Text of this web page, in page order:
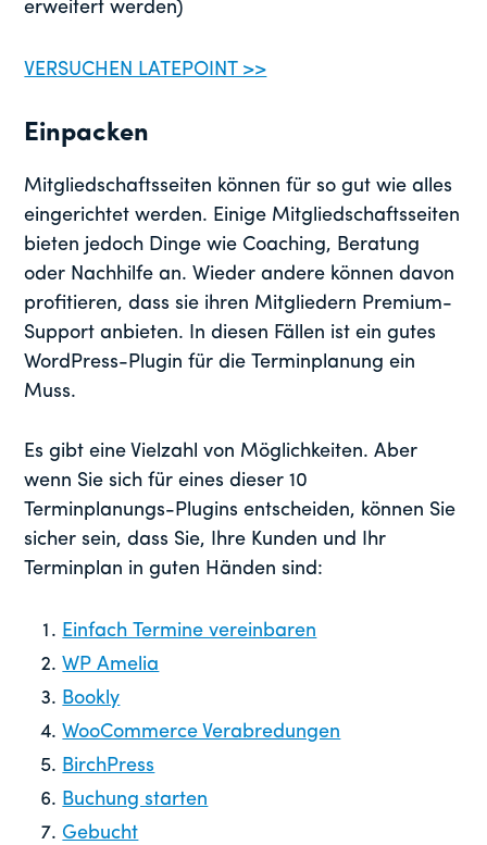
erweitert werden)
VERSUCHEN LATEPOINT >>
Einpacken
Mitgliedschaftsseiten können für so gut wie alles
eingerichtet werden. Einige Mitgliedschaftsseiten
bieten jedoch Dinge wie Coaching, Beratung
oder Nachhilfe an. Wieder andere können davon
profitieren, dass sie ihren Mitgliedern Premium-
Support anbieten. In diesen Fällen ist ein gutes
WordPress-Plugin für die Terminplanung ein
Muss.
Es gibt eine Vielzahl von Möglichkeiten. Aber
wenn Sie sich für eines dieser 10
Terminplanungs-Plugins entscheiden, können Sie
sicher sein, dass Sie, Ihre Kunden und Ihr
Terminplan in guten Händen sind:
Einfach Termine vereinbaren
WP Amelia
Bookly
WooCommerce Verabredungen
BirchPress
Buchung starten
Gebucht